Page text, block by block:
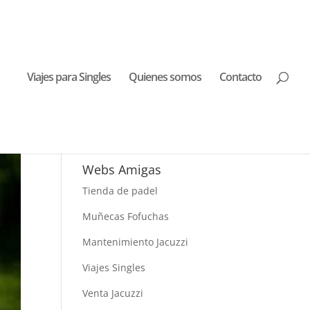
Viajes para Singles Quienes somos Contacto
Webs Amigas
Tienda de padel
Muñecas Fofuchas
Mantenimiento Jacuzzi
Viajes Singles
Venta Jacuzzi